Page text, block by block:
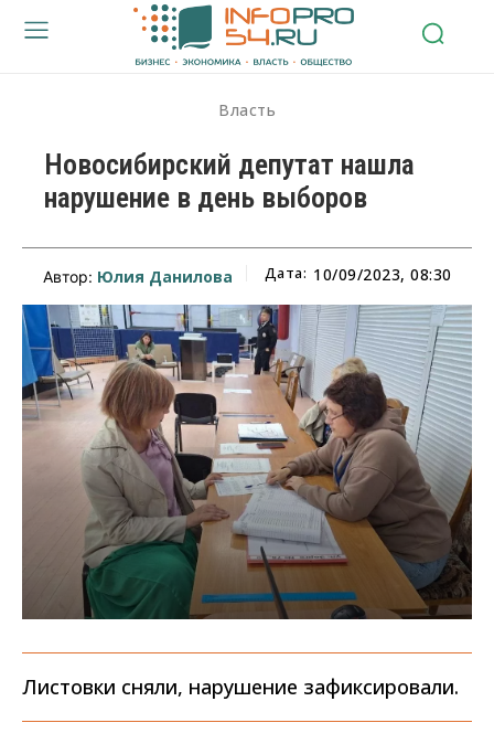
Власть
Новосибирский депутат нашла
нарушение в день выборов
Автор: Юлия Данилова Дата: 10/09/2023, 08:30
Листовки сняли, нарушение зафиксировали.